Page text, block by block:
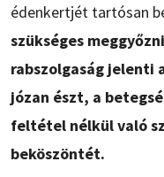
édenkertjét tartósan
szükséges
rabszolgaság jelenti
józan észt, a
feltétel nélkül való
beköszöntét.